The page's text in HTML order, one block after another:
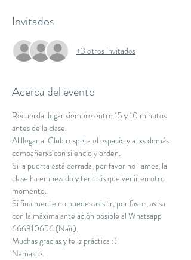
Invitados
+3 otros invitados
Acerca del evento
Recuerda llegar siempre entre 15 y 10 minutos
antes de la clase.
Al llegar al Club respeta el espacio y a lxs demás
compañerxs con silencio y orden.
Si la puerta está cerrada, por favor no llames, la
clase ha empezado y tendrás que venir en otro
momento.
Si finalmente no puedes asistir, por favor, avisa
con la máxima antelación posible al Whatsapp
666310656 (Naïr).
Muchas gracias y feliz práctica :)
Namaste.